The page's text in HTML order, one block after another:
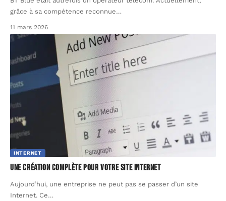
grâce à sa compétence reconnue…
11 mars 2026
INTERNET
Une création complète pour votre site Internet
Aujourd’hui, une entreprise ne peut pas se passer d’un site
Internet. Ce…